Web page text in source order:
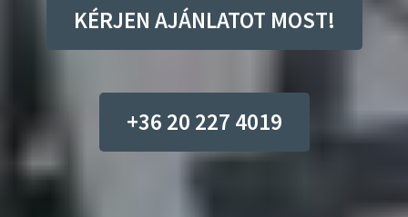
KÉRJEN AJÁNLATOT MOST!
+36 20 227 4019